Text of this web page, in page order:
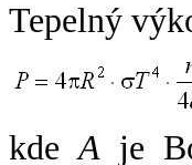
Tepelný
kdeA je